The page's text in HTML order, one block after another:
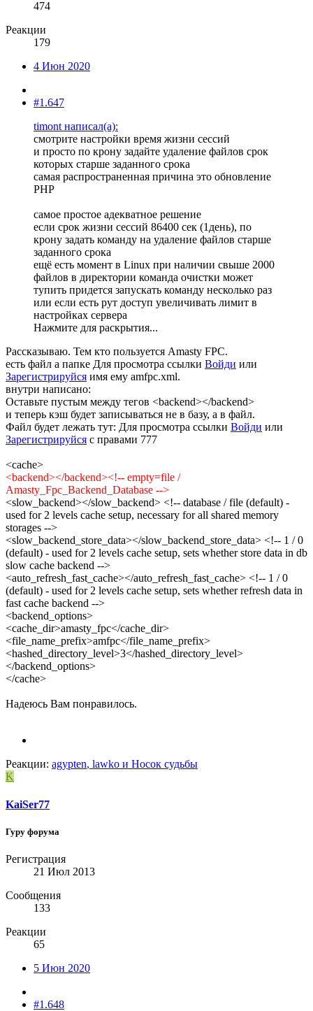
474
Реакции
179
4 Июн 2020
#1.647
timont написал(а):
смотрите настройки время жизни сессий
и просто по крону задайте удаление файлов срок
которых старше заданного срока
самая распространенная причина это обновление
PHP
самое простое адекватное решение
если срок жизни сессий 86400 сек (1день), по
крону задать команду на удаление файлов старше
заданного срока
ещё есть момент в Linux при наличии свыше 2000
файлов в директории команда очистки может
тупить придется запускать команду несколько раз
или если есть рут доступ увеличивать лимит в
настройках сервера
Нажмите для раскрытия...
Рассказываю. Тем кто пользуется Amasty FPC.
есть файл а папке Для просмотра ссылки Войди или
Зарегистрируйся имя ему amfpc.xml.
внутри написано:
Оставьте пустым между тегов <backend></backend>
и теперь кэш будет записываться не в базу, а в файл.
Файл будет лежать тут: Для просмотра ссылки Войди или
Зарегистрируйся с правами 777
<cache>
<backend></backend><!-- empty=file /
Amasty_Fpc_Backend_Database -->
<slow_backend></slow_backend> <!-- database / file (default) -
used for 2 levels cache setup, necessary for all shared memory
storages -->
<slow_backend_store_data></slow_backend_store_data> <!-- 1 / 0
(default) - used for 2 levels cache setup, sets whether store data in db
slow cache backend -->
<auto_refresh_fast_cache></auto_refresh_fast_cache> <!-- 1 / 0
(default) - used for 2 levels cache setup, sets whether refresh data in
fast cache backend -->
<backend_options>
<cache_dir>amasty_fpc</cache_dir>
<file_name_prefix>amfpc</file_name_prefix>
<hashed_directory_level>3</hashed_directory_level>
</backend_options>
</cache>
Надеюсь Вам понравилось.
Реакции: agypten, lawko и Носок судьбы
K
KaiSer77
Гуру форума
Регистрация
21 Июл 2013
Сообщения
133
Реакции
65
5 Июн 2020
#1.648